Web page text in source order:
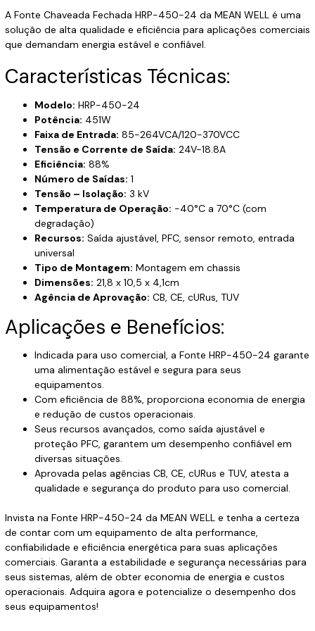
A Fonte Chaveada Fechada HRP-450-24 da MEAN WELL é uma
solução de alta qualidade e eficiência para aplicações comerciais
que demandam energia estável e confiável.
Características Técnicas:
Modelo: HRP-450-24
Potência: 451W
Faixa de Entrada: 85-264VCA/120-370VCC
Tensão e Corrente de Saída: 24V-18.8A
Eficiência: 88%
Número de Saídas: 1
Tensão – Isolação: 3 kV
Temperatura de Operação: -40°C a 70°C (com
degradação)
Recursos: Saída ajustável, PFC, sensor remoto, entrada
universal
Tipo de Montagem: Montagem em chassis
Dimensões: 21,8 x 10,5 x 4,1cm
Agência de Aprovação: CB, CE, cURus, TUV
Aplicações e Benefícios:
Indicada para uso comercial, a Fonte HRP-450-24 garante
uma alimentação estável e segura para seus
equipamentos.
Com eficiência de 88%, proporciona economia de energia
e redução de custos operacionais.
Seus recursos avançados, como saída ajustável e
proteção PFC, garantem um desempenho confiável em
diversas situações.
Aprovada pelas agências CB, CE, cURus e TUV, atesta a
qualidade e segurança do produto para uso comercial.
Invista na Fonte HRP-450-24 da MEAN WELL e tenha a certeza
de contar com um equipamento de alta performance,
confiabilidade e eficiência energética para suas aplicações
comerciais. Garanta a estabilidade e segurança necessárias para
seus sistemas, além de obter economia de energia e custos
operacionais. Adquira agora e potencialize o desempenho dos
seus equipamentos!